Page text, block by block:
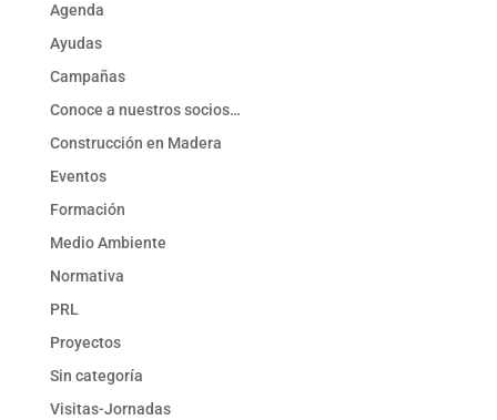
Agenda
Ayudas
Campañas
Conoce a nuestros socios…
Construcción en Madera
Eventos
Formación
Medio Ambiente
Normativa
PRL
Proyectos
Sin categoría
Visitas-Jornadas